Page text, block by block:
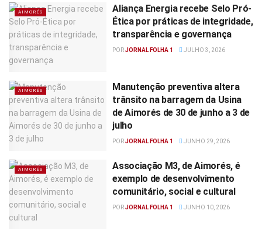
AIMORÉS
Aliança Energia recebe Selo Pró-
Ética por práticas de integridade,
transparência e governança
PORJORNAL FOLHA 1 JULHO 3, 2026
AIMORÉS
Manutenção preventiva altera
trânsito na barragem da Usina
de Aimorés de 30 de junho a 3 de
julho
PORJORNAL FOLHA 1 JUNHO 29, 2026
AIMORÉS
Associação M3, de Aimorés, é
exemplo de desenvolvimento
comunitário, social e cultural
PORJORNAL FOLHA 1 JUNHO 10, 2026